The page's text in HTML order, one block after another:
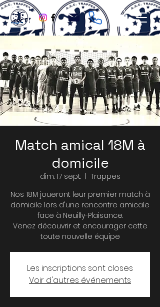
Match amical 18M à
domicile
dim. 17 sept.
  |
Trappes
Nos 18M joueront leur premier match à
domicile lors d'une rencontre amicale
face à Neuilly-Plaisance.
Venez découvrir et encourager cette
toute nouvelle équipe
Les inscriptions sont closes
Voir d'autres événements